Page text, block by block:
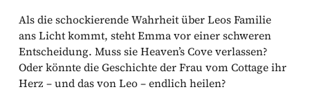
Als die schockierende Wahrheit über Leos Familie
ans Licht kommt, steht Emma vor einer schweren
Entscheidung. Muss sie Heaven’s Cove verlassen?
Oder könnte die Geschichte der Frau vom Cottage ihr
Herz – und das von Leo – endlich heilen?